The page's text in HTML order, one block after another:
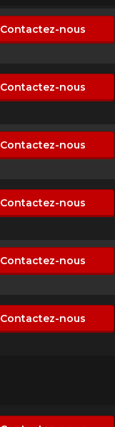
Contactez-nous
Contactez-nous
Contactez-nous
Contactez-nous
Contactez-nous
Contactez-nous